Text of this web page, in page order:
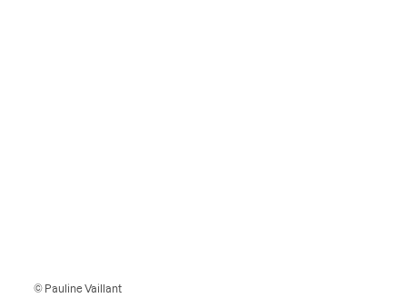
© Pauline Vaillant